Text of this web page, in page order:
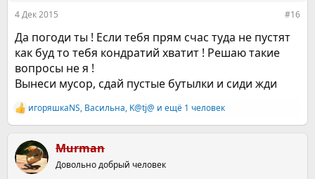
4 Дек 2015 #16
Да погоди ты ! Если тебя прям счас туда не пустят
как буд то тебя кондратий хватит ! Решаю такие
вопросы не я !
Вынеси мусор, сдай пустые бутылки и сиди жди
Р
е
к
ц
и
игоряшкаNS, Васильна, K@tj@ и ещё 1 человек
Murman
Довольно добрый человек